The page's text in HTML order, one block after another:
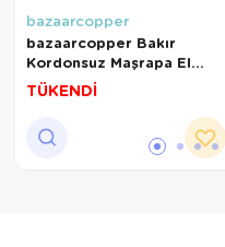
bazaarcopper
bazaarcopper Bakır
Kordonsuz Maşrapa El
Dövme 300 Ml 6lı Takım
Kırmızı
bazaarcopper0451-61
TÜKENDİ